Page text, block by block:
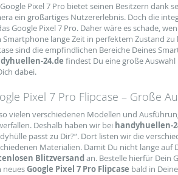
Pixel 7 Pro bietet seinen Besitzern
ein großartiges Nutzererlebnis. Doch die
Google Pixel 7 Pro. Daher wäre es schade,
Smartphone lange Zeit in perfektem Zustand
sind die empfindlichen Bereiche Deines
24.de findest Du eine große Auswahl
dabei.
Pixel 7 Pro Flipcase – Große
vielen verschiedenen Modellen und
Deshalb haben wir bei handyhuellen-
passt zu Dir?“. Dort listen wir die
Materialien. Damit Du nicht lange auf
Blitzversandan. Bestelle hierfür Dein
neuesGoogle Pixel 7 Pro Flipcase bald in